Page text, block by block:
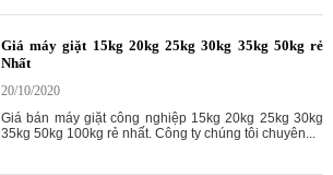
Giá máy giặt 15kg 20kg 25kg 30kg 35kg 50kg rẻ
Nhất
20/10/2020
Giá bán máy giặt công nghiệp 15kg 20kg 25kg 30kg
35kg 50kg 100kg rẻ nhất. Công ty chúng tôi chuyên...